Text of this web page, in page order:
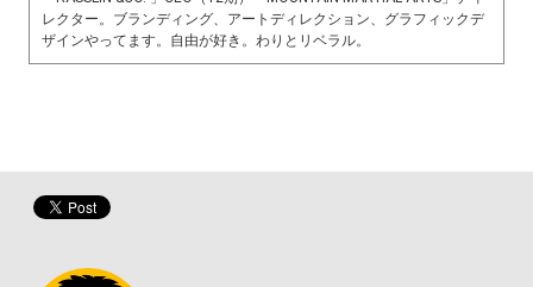
レクター。ブランディング、アートディレクション、グラフィックデ
ザインやってます。自由が好き。わりとリベラル。